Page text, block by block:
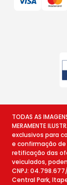
TODAS AS
MERAMENTE
exclusivos para
e confirmação
retificação das
veiculados,
CNPJ:
Central Park,